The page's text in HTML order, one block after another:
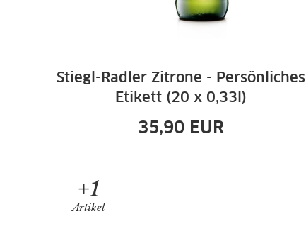
Stiegl-Radler Zitrone - Persönliches
Etikett (20 x 0,33l)
35,90 EUR
+1
Artikel